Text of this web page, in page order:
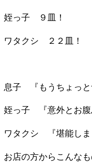
姪っ子 ９皿！
ワタクシ ２２皿！
息子 『もうちょっと
姪っ子 『意外とお腹
ワタクシ 『堪能しま
お店の方からこんな